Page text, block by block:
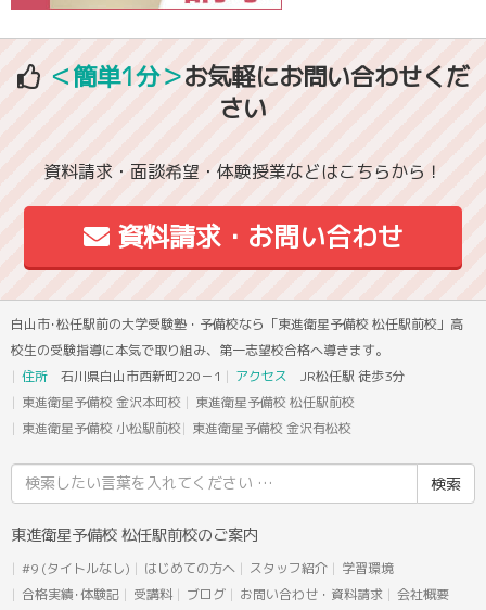
＜簡単1分＞お気軽にお問い合わせくだ
さい
資料請求・面談希望・体験授業などはこちらから！
資料請求・お問い合わせ
白山市･松任駅前の大学受験塾・予備校なら「東進衛星予備校 松任駅前校」高
校生の受験指導に本気で取り組み、第一志望校合格へ導きます。
住所 石川県白山市西新町220－1 アクセス JR松任駅 徒歩3分
東進衛星予備校 金沢本町校
東進衛星予備校 松任駅前校
東進衛星予備校 小松駅前校
東進衛星予備校 金沢有松校
索
結
東進衛星予備校 松任駅前校のご案内
#9 (タイトルなし) はじめての方へ スタッフ紹介
学習環境
合格実績･体験記
受講料 ブログ お問い合わせ・資料請求 会社概要